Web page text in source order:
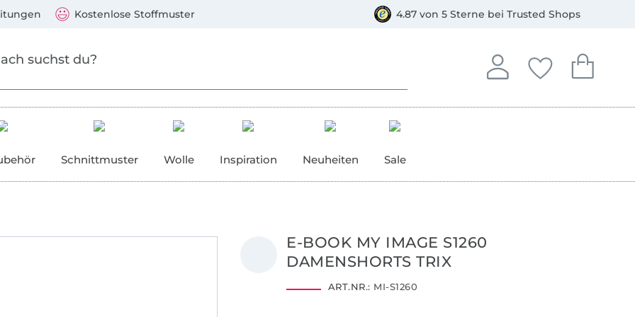
Kostenlose Stoffmuster 4.87 von 5 Sterne bei Trusted Shops
Anmelden
In deinem Konto
Deine
Du hast keine
Dein
Du hast
Schnittmuster Wolle Inspiration Neuheiten Sale
E-BOOK MY IMAGE S1260
DAMENSHORTS TRIX
ART.NR.: MI-S1260
Mastercard, PayPal, Giropay, Kauf auf Rechnung, Vorkasse